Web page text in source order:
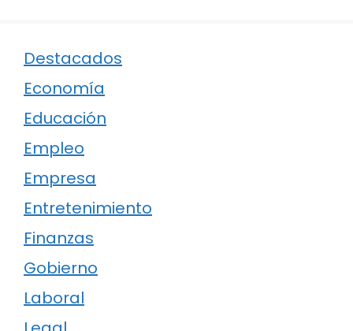
Destacados
Economía
Educación
Empleo
Empresa
Entretenimiento
Finanzas
Gobierno
Laboral